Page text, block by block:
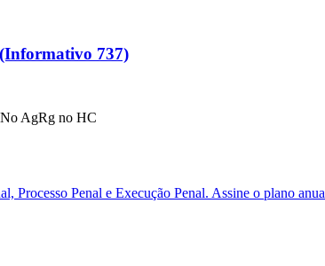
737)
No AgRg no HC
Processo Penal e Execução Penal. Assine o plano